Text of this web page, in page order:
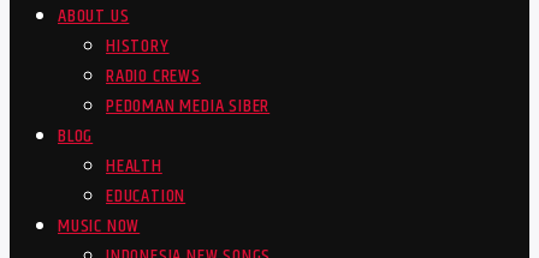
ABOUT US
HISTORY
RADIO CREWS
PEDOMAN MEDIA SIBER
BLOG
HEALTH
EDUCATION
MUSIC NOW